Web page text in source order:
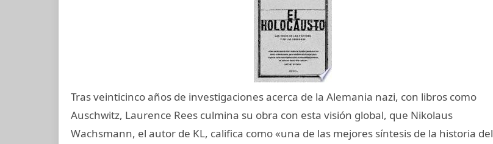
Tras veinticinco años de investigaciones acerca de la Alemania nazi, con libros como
Auschwitz, Laurence Rees culmina su obra con esta visión global, que Nikolaus
Wachsmann, el autor de KL, califica como «una de las mejores síntesis de la historia del